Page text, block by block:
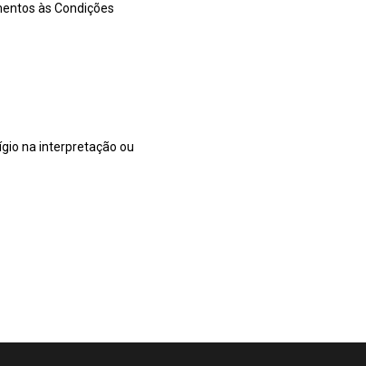
às Condições
na interpretação ou